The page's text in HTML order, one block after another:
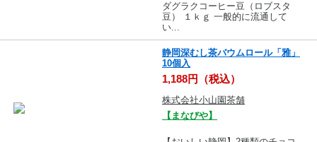
ダグラクコーヒー豆（ロブスタ
豆） １ｋｇ 一般的に流通して
い...
静岡深むし茶バウムロール「雅」
10個入
1,188円（税込）
株式会社小山園茶舗
【まなびや】